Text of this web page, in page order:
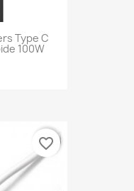
Type C
100W
favorite_border